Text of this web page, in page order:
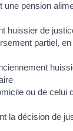
pension
huissier de
partiel,
ou de celui
la décision de